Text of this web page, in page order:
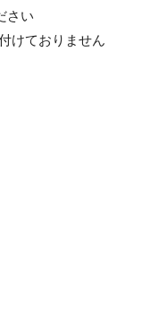
さい
けておりません